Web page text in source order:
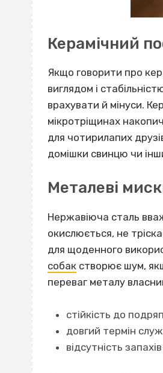
Керамічний
Якщо говорити про
виглядом і
врахувати й мінуси.
мікротріщинах
для чотирилапих
домішки свинцю чи
Металеві
Нержавіюча сталь
окислюється, не
для щоденного
собак створює шум,
переваг металу
стійкість до
довгий термін
відсутність